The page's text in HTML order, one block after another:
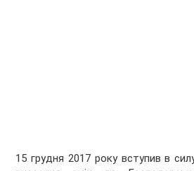
15 грудня 2017 року вступив в